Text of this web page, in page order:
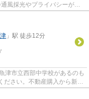
風採光やプライバシーが確
...
」駅 徒歩12分
津市立西部中学校があるのも
ださい。不動産購入から新生